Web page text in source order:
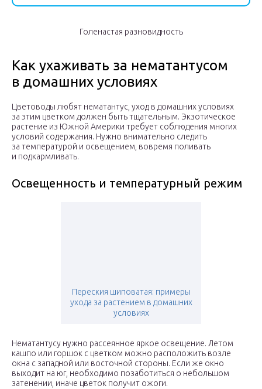
Голенастая разновидность
Как ухаживать за нематантусом
в домашних условиях
Цветоводы любят нематантус, уход в домашних условиях
за этим цветком должен быть тщательным. Экзотическое
растение из Южной Америки требует соблюдения многих
условий содержания. Нужно внимательно следить
за температурой и освещением, вовремя поливать
и подкармливать.
Освещенность и температурный режим
Переския шиповатая: примеры
ухода за растением в домашних
условиях
Нематантусу нужно рассеянное яркое освещение. Летом
кашпо или горшок с цветком можно расположить возле
окна с западной или восточной стороны. Если же окно
выходит на юг, необходимо позаботиться о небольшом
затенении, иначе цветок получит ожоги.